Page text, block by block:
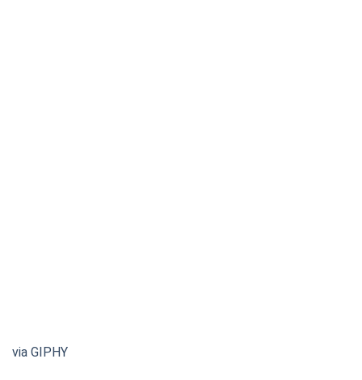
via GIPHY